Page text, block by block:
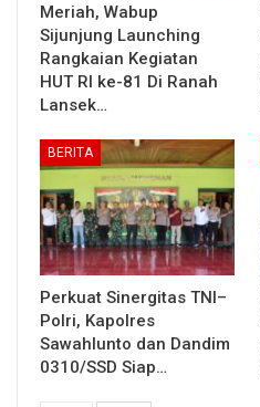
Meriah, Wabup
Sijunjung Launching
Rangkaian Kegiatan
HUT RI ke-81 Di Ranah
Lansek…
BERITA
Perkuat Sinergitas TNI–
Polri, Kapolres
Sawahlunto dan Dandim
0310/SSD Siap…